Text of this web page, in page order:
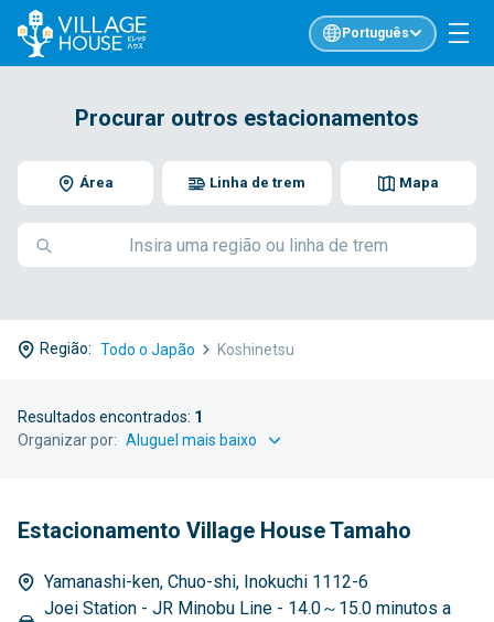
Português
Procurar outros estacionamentos
Área Mapa
Linha de trem
Região: Todo o Japão Koshinetsu
Resultados encontrados: 1
Organizar por:
Estacionamento Village House Tamaho
Yamanashi-ken, Chuo-shi, Inokuchi 1112-6
Joei Station - JR Minobu Line - 14.0～15.0 minutos a